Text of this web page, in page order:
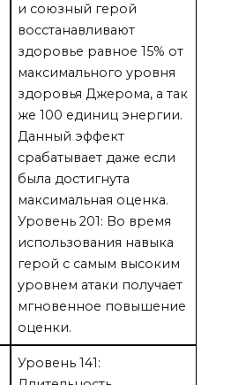
и союзный герой
восстанавливают
здоровье равное 15% от
максимального уровня
здоровья Джерома, а так
же 100 единиц энергии.
Данный эффект
срабатывает даже если
была достигнута
максимальная оценка.
Уровень 201: Во время
использования навыка
герой с самым высоким
уровнем атаки получает
мгновенное повышение
оценки.
Уровень 141: